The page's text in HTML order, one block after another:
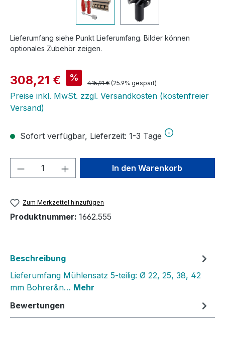
Lieferumfang siehe Punkt Lieferumfang. Bilder können
optionales Zubehör zeigen.
Verkaufspreis:
308,21 € % Regulärer Preis:
415,91 € (25.9% gespart)
Preise inkl. MwSt. zzgl. Versandkosten (kostenfreier
Versand)
Sofort verfügbar, Lieferzeit: 1-3 Tage
Produkt Anzahl: Gib denIn den Warenkorb
Zum Merkzettel hinzufügen
Produktnummer: 1662.555
Beschreibung
Lieferumfang Mühlensatz 5-teilig: Ø 22, 25, 38, 42
mm Bohrer&n… Mehr
Bewertungen